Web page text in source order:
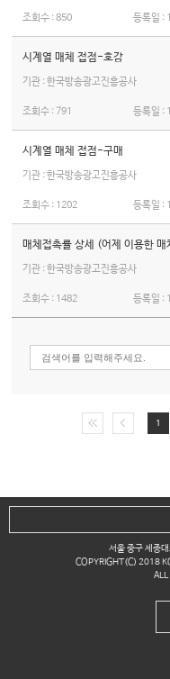
조회수 :850 등록일 :
시계열 매체 접점-호감
기관 : 한국방송광고진흥공사
조회수 :791 등록일 :
시계열 매체 접점-구매
기관 : 한국방송광고진흥공사
조회수 : 1202 등록일 :
매체접촉률 상세 (어제 이용한 매
기관 : 한국방송광고진흥공사
조회수 : 1482 등록일 :
1
서울 중구 세종
COPYRIGHT(C) 2018
ALL